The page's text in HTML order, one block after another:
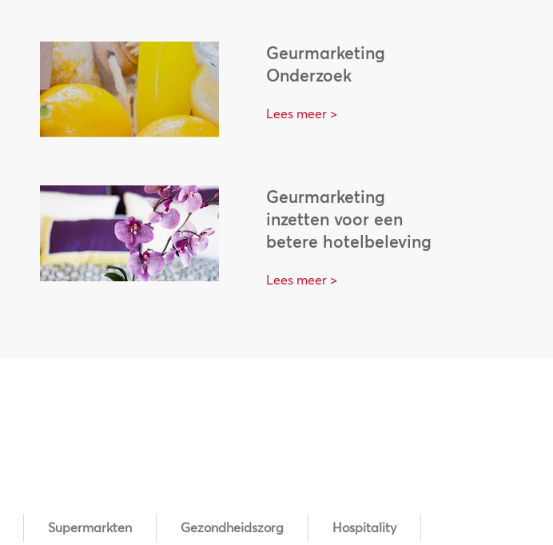
Geurmarketing
Onderzoek
Lees meer >
Geurmarketing
inzetten voor een
betere hotelbeleving
Lees meer >
Supermarkten Gezondheidszorg
Hospitality